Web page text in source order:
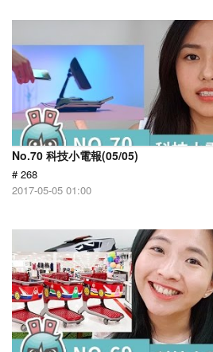
No.70 科技小電報(05/05)
# 268
2017-05-05 01:00